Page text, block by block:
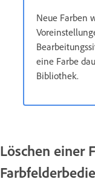
Neue Farben
eine Farbe
Bibliothek.
Löschen einer